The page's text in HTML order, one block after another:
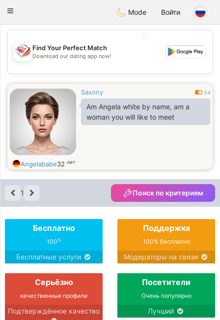
Dating
Toggle
Mode Войти
💖
💕
Find Your Perfect Match
Download our dating app now!
Saxony 0.4
Am Angela white by name, am a
woman you will like to meet
Angelababe32 лет
1 Поиск по критериям
Бесплатно
100%
Бесплатные услуги
Поддержка
100% бесплатно
Модераторы на связи
Серьёзно
качественные профили
Подтверждённое качество
Посетители
Очень популярно
Лучший